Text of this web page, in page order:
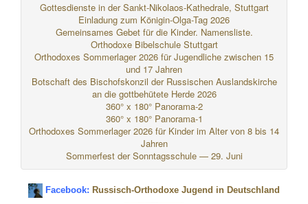
Gottesdienste in der Sankt-Nikolaos-Kathedrale, Stuttgart
Einladung zum Königin-Olga-Tag 2026
Gemeinsames Gebet für die Kinder. Namensliste.
Orthodoxe Bibelschule Stuttgart
Orthodoxes Sommerlager 2026 für Jugendliche zwischen 15
und 17 Jahren
Botschaft des Bischofskonzil der Russischen Auslandskirche
an die gottbehütete Herde 2026
360° x 180° Panorama-2
360° x 180° Panorama-1
Orthodoxes Sommerlager 2026 für Kinder im Alter von 8 bis 14
Jahren
Sommerfest der Sonntagsschule — 29. Juni
Facebook: Russisch-Orthodoxe Jugend in Deutschland